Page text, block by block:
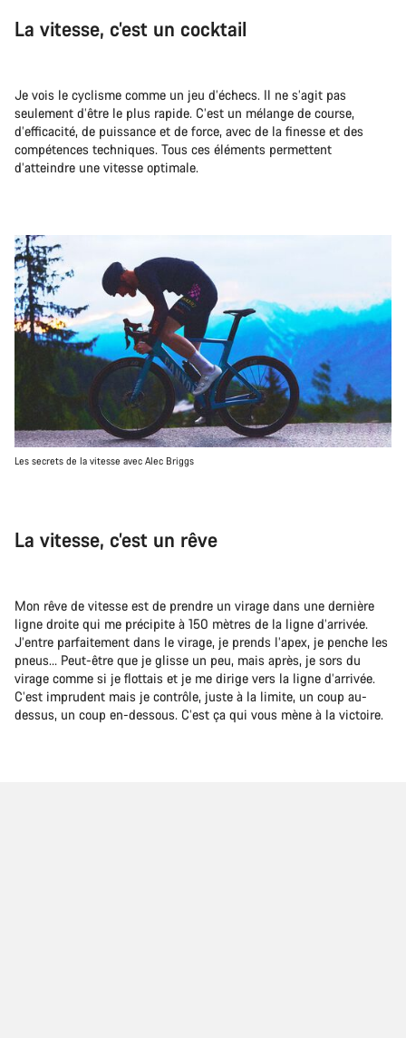
La vitesse, c’est un cocktail
Je vois le cyclisme comme un jeu d’échecs. Il ne s’agit pas
seulement d’être le plus rapide. C’est un mélange de course,
d’efficacité, de puissance et de force, avec de la finesse et des
compétences techniques. Tous ces éléments permettent
d’atteindre une vitesse optimale.
Les secrets de la vitesse avec Alec Briggs
La vitesse, c’est un rêve
Mon rêve de vitesse est de prendre un virage dans une dernière
ligne droite qui me précipite à 150 mètres de la ligne d’arrivée.
J’entre parfaitement dans le virage, je prends l’apex, je penche les
pneus… Peut-être que je glisse un peu, mais après, je sors du
virage comme si je flottais et je me dirige vers la ligne d’arrivée.
C’est imprudent mais je contrôle, juste à la limite, un coup au-
dessus, un coup en-dessous. C’est ça qui vous mène à la victoire.